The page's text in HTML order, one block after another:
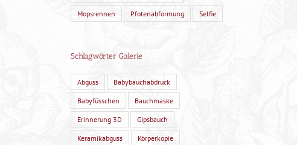
Mopsrennen Pfotenabformung Selfie
Schlagwörter Galerie
Abguss Babybauchabdruck
Babyfüsschen Bauchmaske
Erinnerung 3D Gipsbauch
Keramikabguss Körperkopie